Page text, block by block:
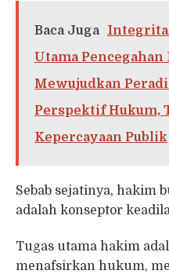
Baca Juga
Utama Pencegahan
Mewujudkan
Perspektif Hukum,
Kepercayaan Publik
Sebab sejatinya, hakim
adalah konseptor
Tugas utama hakim
menafsirkan hukum,